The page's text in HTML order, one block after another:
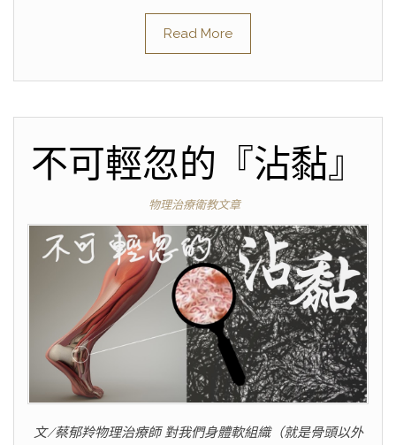
Read More
不可輕忽的『沾黏』
物理治療衛教文章
文/蔡郁羚物理治療師 對我們身體軟組織（就是骨頭以外